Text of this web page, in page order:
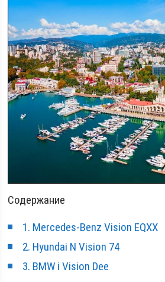
Содержание
1. Mercedes-Benz Vision EQXX
2. Hyundai N Vision 74
3. BMW i Vision Dee